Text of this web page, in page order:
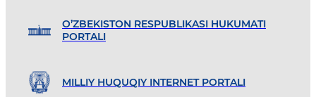
O’ZBEKISTON RESPUBLIKASI HUKUMATI
PORTALI
MILLIY HUQUQIY INTERNET PORTALI